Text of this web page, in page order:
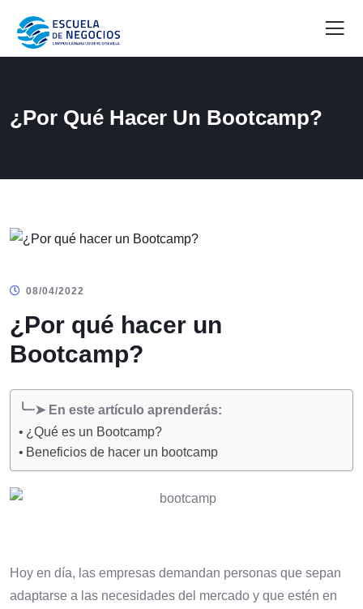
¿Por Qué Hacer Un Bootcamp?
08/04/2022
¿Por qué hacer un
Bootcamp?
╰┈➤ En este artículo aprenderás:
¿Qué es un Bootcamp?
Beneficios de hacer un bootcamp
Hoy en día, las empresas demandan personas que sepan
adaptarse a las necesidades del mercado y que estén en